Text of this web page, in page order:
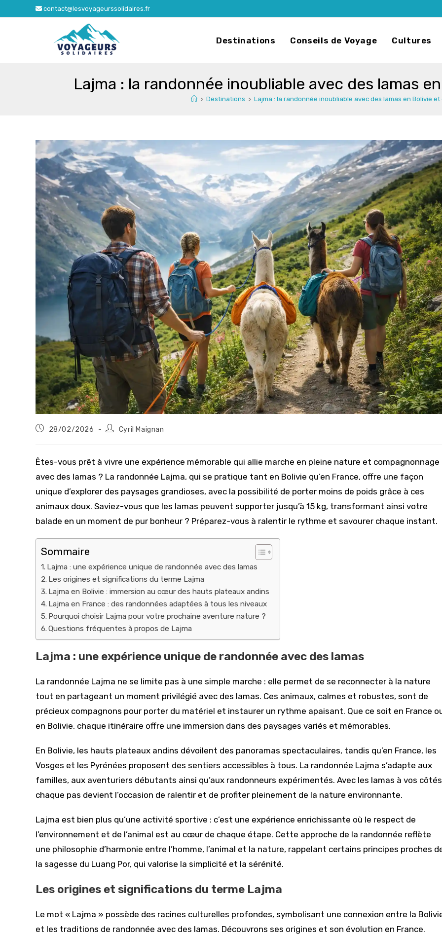
to
contact@lesvoyageurssolidaires.fr
Destinations Conseils de Voyage Cultures
Lajma : la randonnée inoubliable avec des lamas
> Destinations > Lajma : la randonnée inoubliable avec des lamas en Bolivie et
Publication
28/02/2026
Auteur/autrice
Cyril Maignan
Êtes-vous prêt à vivre une expérience mémorable qui allie marche en pleine nature et compagnonnage
avec des lamas ? La randonnée Lajma, qui se pratique tant en Bolivie qu’en France, offre une façon
unique d’explorer des paysages grandioses, avec la possibilité de porter moins de poids grâce à ces
animaux doux. Saviez-vous que les lamas peuvent supporter jusqu’à 15 kg, transformant ainsi votre
balade en un moment de pur bonheur ? Préparez-vous à ralentir le rythme et savourer chaque instant.
Sommaire
Lajma : une expérience unique de randonnée avec des lamas
Les origines et significations du terme Lajma
Lajma en Bolivie : immersion au cœur des hauts plateaux andins
Lajma en France : des randonnées adaptées à tous les niveaux
Pourquoi choisir Lajma pour votre prochaine aventure nature ?
Questions fréquentes à propos de Lajma
Lajma : une expérience unique de randonnée avec des lamas
La randonnée Lajma ne se limite pas à une simple marche : elle permet de se reconnecter à la nature
tout en partageant un moment privilégié avec des lamas. Ces animaux, calmes et robustes, sont de
précieux compagnons pour porter du matériel et instaurer un rythme apaisant. Que ce soit en France
en Bolivie, chaque itinéraire offre une immersion dans des paysages variés et mémorables.
En Bolivie, les hauts plateaux andins dévoilent des panoramas spectaculaires, tandis qu’en France, les
Vosges et les Pyrénées proposent des sentiers accessibles à tous. La randonnée Lajma s’adapte aux
familles, aux aventuriers débutants ainsi qu’aux randonneurs expérimentés. Avec les lamas à vos
chaque pas devient l’occasion de ralentir et de profiter pleinement de la nature environnante.
Lajma est bien plus qu’une activité sportive : c’est une expérience enrichissante où le respect de
l’environnement et de l’animal est au cœur de chaque étape. Cette approche de la randonnée reflète
une philosophie d’harmonie entre l’homme, l’animal et la nature, rappelant certains principes proches
la sagesse du Luang Por, qui valorise la simplicité et la sérénité.
Les origines et significations du terme Lajma
Le mot « Lajma » possède des racines culturelles profondes, symbolisant une connexion entre la
et les traditions de randonnée avec des lamas. Découvrons ses origines et son évolution en France.